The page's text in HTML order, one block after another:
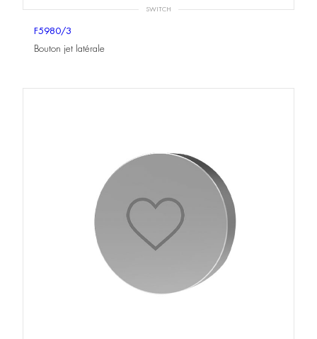
SWITCH
F5980/3
Bouton jet latérale